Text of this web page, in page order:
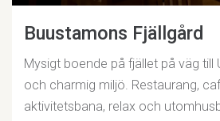
Buustamons Fjällgård
Mysigt boende på fjället på väg till
och charmig miljö. Restaurang,
aktivitetsbana, relax och